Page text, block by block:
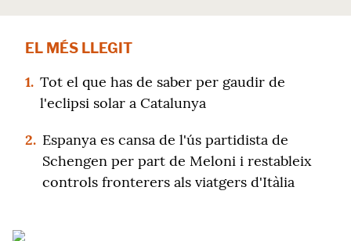
EL MÉS LLEGIT
1. Tot el que has de saber per gaudir de
l'eclipsi solar a Catalunya
2. Espanya es cansa de l'ús partidista de
Schengen per part de Meloni i restableix
controls fronterers als viatgers d'Itàlia